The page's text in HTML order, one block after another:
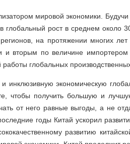
мировой экономики.
глобальный рост в среднем около
на протяжении многих лет
и вторым по величине
глобальных
инклюзивную экономическую
чтобы получить большую и
от него равные выгоды, а не
годы Китай ускорил
развитию